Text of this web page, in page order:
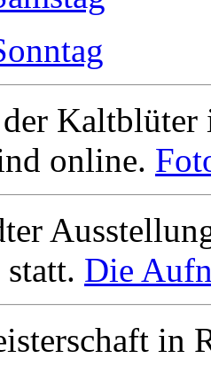
Kaltblüter
online.
Die
in